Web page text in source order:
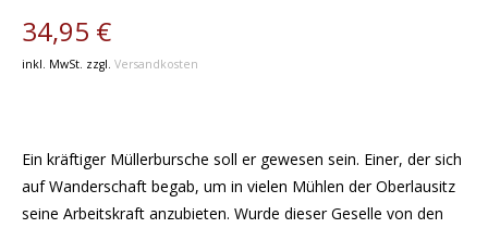
34,95 €
inkl. MwSt. zzgl. Versandkosten
Ein kräftiger Müllerbursche soll er gewesen sein. Einer, der sich
auf Wanderschaft begab, um in vielen Mühlen der Oberlausitz
seine Arbeitskraft anzubieten. Wurde dieser Geselle von den